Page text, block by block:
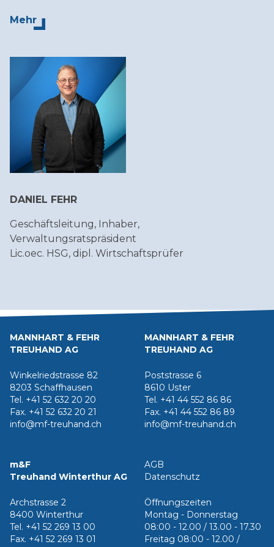
Mehr
DANIEL FEHR
Geschäftsleitung, Inhaber,
Verwaltungsratspräsident
Lic.oec. HSG, dipl. Wirtschaftsprüfer
MANNHART & FEHR
TREUHAND AG
Winkelriedstrasse 82
8203 Schaffhausen
Tel. +41 52 632 20 20
Fax. +41 52 632 20 21
info@mf-treuhand.ch
MANNHART & FEHR
TREUHAND AG
Poststrasse 6
8610 Uster
Tel. +41 44 552 86 86
Fax. +41 44 552 86 89
info@mf-treuhand.ch
m&F
Treuhand Winterthur AG
Archstrasse 2
8400 Winterthur
Tel. +41 52 269 13 00
Fax. +41 52 269 13 01
AGB
Datenschutz
Öffnungszeiten
Montag - Donnerstag
08:00 - 12.00 / 13.00 - 17.30
Freitag 08:00 - 12.00 /